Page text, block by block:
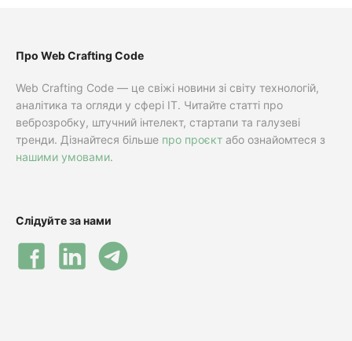
Про Web Crafting Code
Web Crafting Code — це свіжі новини зі світу технологій,
аналітика та огляди у сфері IT. Читайте статті про
веброзробку, штучний інтелект, стартапи та галузеві
тренди. Дізнайтеся більше про проєкт або ознайомтеся з
нашими умовами.
Слідуйте за нами